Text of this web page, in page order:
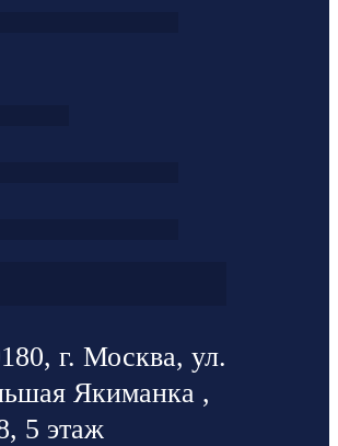
г. Москва, ул.
Якиманка ,
5 этаж